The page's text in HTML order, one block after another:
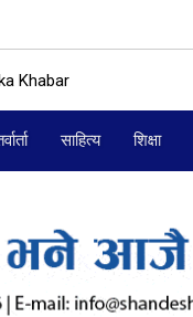
साहित्य शिक्षा